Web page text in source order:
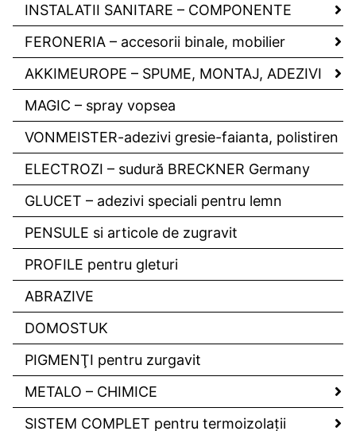
INSTALATII SANITARE – COMPONENTE
FERONERIA – accesorii binale, mobilier
AKKIMEUROPE – SPUME, MONTAJ, ADEZIVI
MAGIC – spray vopsea
VONMEISTER-adezivi gresie-faianta, polistiren
ELECTROZI – sudură BRECKNER Germany
GLUCET – adezivi speciali pentru lemn
PENSULE si articole de zugravit
PROFILE pentru gleturi
ABRAZIVE
DOMOSTUK
PIGMENŢI pentru zurgavit
METALO – CHIMICE
SISTEM COMPLET pentru termoizolaţii